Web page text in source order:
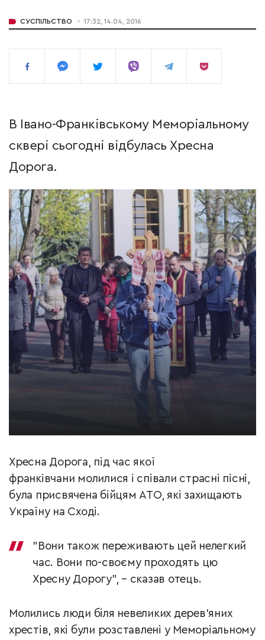
СУСПІЛЬСТВО 17:32, 14.04, 2016
В Івано-Франківському Меморіальному
сквері сьогодні відбулась Хресна
Дорога.
Хресна Дорога, під час якої
франківчани молилися і співали страсні пісні,
була присвячена бійцям АТО, які захищають
Україну на Сході.
"Вони також переживають цей нелегкий
час. Вони по-своєму проходять цю
Хресну Дорогу", – сказав отець.
Молились люди біля невеликих дерев'яних
хрестів, які були розставлені у Меморіальному